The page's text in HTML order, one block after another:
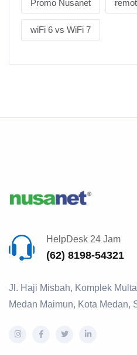
Promo Nusanet
wiFi 6 vs WiFi 7
HelpDesk 24 Jam
(62) 8198-54321
Jl. Haji Misbah, Komplek
Medan Maimun, Kota Medan,